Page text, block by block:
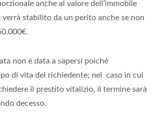
anche al valore dell’immobile
verrà stabilito da un perito anche se non
non è data a sapersi poiché
di vita del richiedente; nel caso in cui
il prestito vitalizio, il termine sarà
decesso.